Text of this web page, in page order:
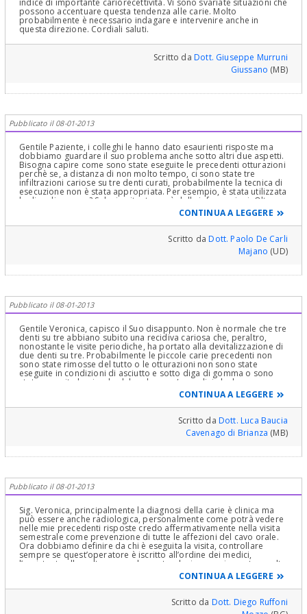
indice di importante cariorecettività. Vi sono svariate situazioni che
possono accentuare questa tendenza alle carie. Molto
probabilmente è necessario indagare e intervenire anche in
questa direzione. Cordiali saluti.
Scritto daDott. Giuseppe Murruni
Giussano (MB)
Pubblicato il 08-01-2013
Gentile Paziente, i colleghi le hanno dato esaurienti risposte ma
dobbiamo guardare il suo problema anche sotto altri due aspetti.
Bisogna capire come sono state eseguite le precedenti otturazioni
perchè se, a distanza di non molto tempo, ci sono state tre
infiltrazioni cariose su tre denti curati, probabilmente la tecnica di
esecuzione non è stata appropriata. Per esempio, è stata utilizzata
la diga di gomma? Sul mio sito, troverà delle informazioni. Oltre a
curare le carie, queste bisogna riuscire a prevenirle, proprio per
non trovarsi nella sua situazione. Questo si può fare molto bene
con dei test salivari da eseguirsi quando la carie ancora non si è
manifestata e sempre sul mio sito troverà alcune informazioni.
CONTINUA A LEGGERE
Scritto daDott. Paolo De Carli
Majano (UD)
Pubblicato il 08-01-2013
Gentile Veronica, capisco il Suo disappunto. Non è normale che tre
denti su tre abbiano subito una recidiva cariosa che, peraltro,
nonostante le visite periodiche, ha portato alla devitalizzazione di
due denti su tre. Probabilmente le piccole carie precedenti non
sono state rimosse del tutto o le otturazioni non sono state
eseguite in condizioni di asciutto e sotto diga di gomma o sono
state eseguite lasciando debordanze e/o gradini che hanno
portato alla recidiva. Le auguro di trovare nel Suo prossimo
dentista la fiducia che va cercando. Cordialmente Dr. Luca Baucia
CONTINUA A LEGGERE
Scritto da Dott. Luca Baucia
Cavenago di Brianza (MB)
Pubblicato il 08-01-2013
Sig. Veronica, principalmente la diagnosi della carie è clinica ma
può essere anche radiologica, personalmente come potrà vedere
nelle mie precedenti risposte credo affermativamente nella visita
semestrale come prevenzione di tutte le affezioni del cavo orale.
Ora dobbiamo definire da chi è eseguita la visita, controllare
sempre se quest’operatore è iscritto all’ordine dei medici,
l’assistente alla poltrona non laureata, che impropriamente a volte
esegue la pulizia dei denti, non è uno specialista e nemmeno
l’igienista dentale può fare diagnosi di carie, perché la diagnosi è
un atto medico di pertinenza dei dottori iscritti all’ordine. Oggi
alcuni professionisti sono portati a confondere la visita con il
preventivo e questo succede soprattutto quando ritroviamo la
CONTINUA A LEGGERE
Scritto da Dott. Diego Ruffoni